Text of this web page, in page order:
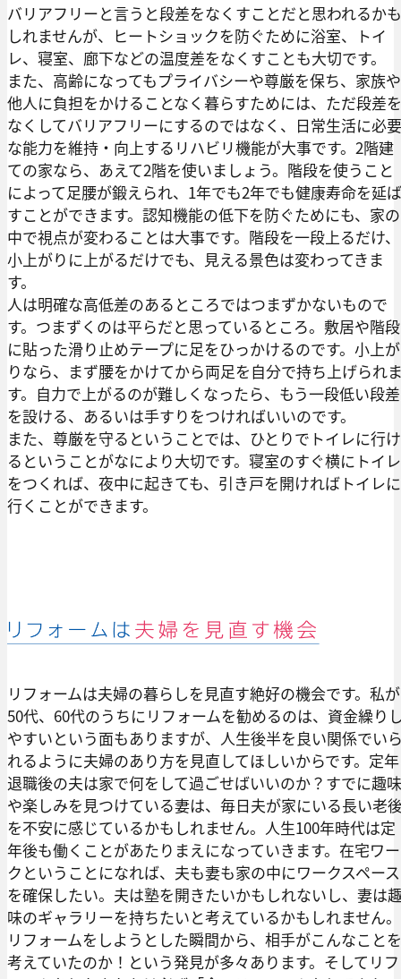
バリアフリーと言うと段差をなくすことだと思われるかも
しれませんが、ヒートショックを防ぐために浴室、トイ
レ、寝室、廊下などの温度差をなくすことも大切です。
また、高齢になってもプライバシーや尊厳を保ち、家族や
他人に負担をかけることなく暮らすためには、ただ段差を
なくしてバリアフリーにするのではなく、日常生活に必要
な能力を維持・向上するリハビリ機能が大事です。2階建
ての家なら、あえて2階を使いましょう。階段を使うこと
によって足腰が鍛えられ、1年でも2年でも健康寿命を延ば
すことができます。認知機能の低下を防ぐためにも、家の
中で視点が変わることは大事です。階段を一段上るだけ、
小上がりに上がるだけでも、見える景色は変わってきま
す。
人は明確な高低差のあるところではつまずかないもので
す。つまずくのは平らだと思っているところ。敷居や階段
に貼った滑り止めテープに足をひっかけるのです。小上が
りなら、まず腰をかけてから両足を自分で持ち上げられ
す。自力で上がるのが難しくなったら、もう一段低い段差
を設ける、あるいは手すりをつければいいのです。
また、尊厳を守るということでは、ひとりでトイレに行け
るということがなにより大切です。寝室のすぐ横にトイレ
をつくれば、夜中に起きても、引き戸を開ければトイレに
行くことができます。
リフォームは夫婦の暮らしを見直す絶好の機会です。私が
50代、60代のうちにリフォームを勧めるのは、資金繰り
やすいという面もありますが、人生後半を良い関係でい
れるように夫婦のあり方を見直してほしいからです。定年
退職後の夫は家で何をして過ごせばいいのか？すでに趣味
や楽しみを見つけている妻は、毎日夫が家にいる長い老
を不安に感じているかもしれません。人生100年時代は定
年後も働くことがあたりまえになっていきます。在宅ワー
クということになれば、夫も妻も家の中にワークスペース
を確保したい。夫は塾を開きたいかもしれないし、妻は
味のギャラリーを持ちたいと考えているかもしれません。
リフォームをしようとした瞬間から、相手がこんなことを
考えていたのか！という発見が多々あります。そしてリフ